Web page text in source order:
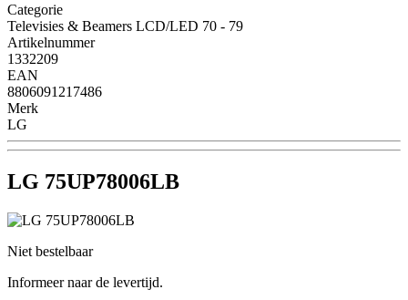
Categorie
Televisies & Beamers LCD/LED 70 - 79
Artikelnummer
1332209
EAN
8806091217486
Merk
LG
LG 75UP78006LB
Niet bestelbaar
Informeer naar de levertijd.